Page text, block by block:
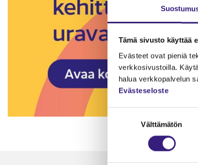
Tämä sivusto käyttää
Evästeet ovat pieniä
verkkosivustoilla.
halua verkkopalvelun
Evästeseloste
Välttämätön